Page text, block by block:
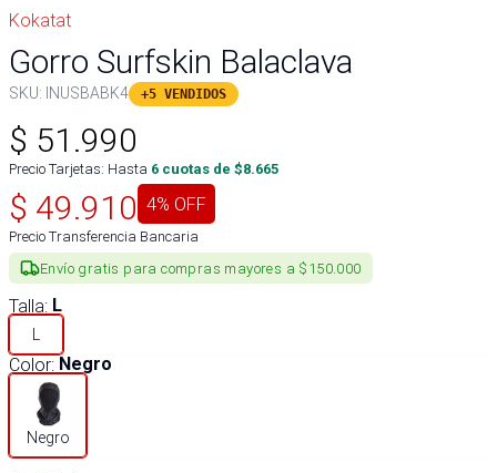
Kokatat
Gorro Surfskin Balaclava
SKU: INUSBABK4 +5 VENDIDOS
$ 51.990
Precio Tarjetas: Hasta 6 cuotas de $8.665
$ 49.910 4% OFF
Precio Transferencia Bancaria
Envío gratis para compras mayores a $150.000
Talla: L
L
Color: Negro
Negro